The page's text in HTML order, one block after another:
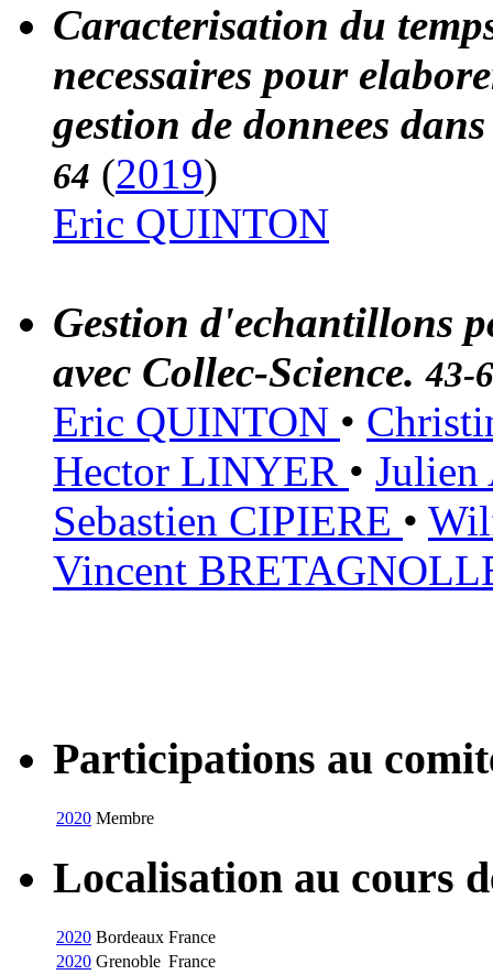
Caracterisation du
necessaires pour
gestion de donnees
64 (2019)
Eric QUINTON
Gestion d'echantillons
avec Collec-Science.43-
Eric QUINTON •
Hector LINYER •
Sebastien CIPIERE •
Vincent
Participations au
2020 Membre
Localisation au cours
2020 Bordeaux France
2020 Grenoble France